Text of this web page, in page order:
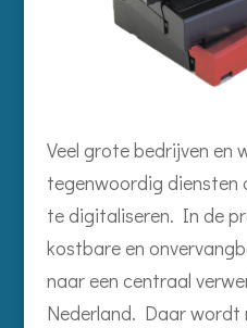
Veel grote bedrijven en
tegenwoordig diensten
te digitaliseren. In de
kostbare en
naar een centraal
Nederland. Daar wordt